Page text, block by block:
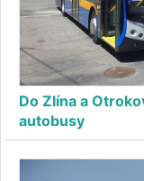
Do Zlína a
autobusy